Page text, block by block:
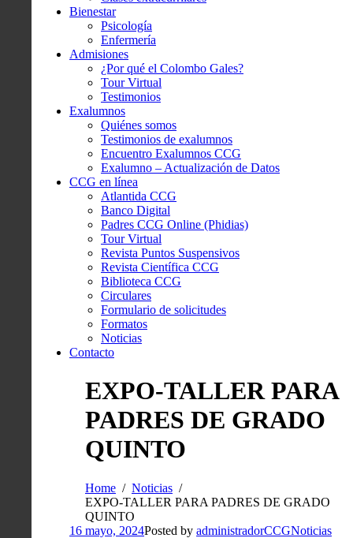
Bienestar
Psicología
Enfermería
Admisiones
¿Por qué el Colombo Gales?
Tour Virtual
Testimonios
Exalumnos
Quiénes somos
Testimonios de exalumnos
Encuentro Exalumnos CCG
Exalumno – Actualización de Datos
CCG en línea
Atlantida CCG
Banco Digital
Padres CCG Online (Phidias)
Tour Virtual
Revista Puntos Suspensivos
Revista Científica CCG
Biblioteca CCG
Circulares
Formulario de solicitudes
Formatos
Noticias
Contacto
EXPO-TALLER PARA
PADRES DE GRADO
QUINTO
Home
Noticias
EXPO-TALLER PARA PADRES DE GRADO
QUINTO
16 mayo, 2024Posted by administradorCCGNoticias